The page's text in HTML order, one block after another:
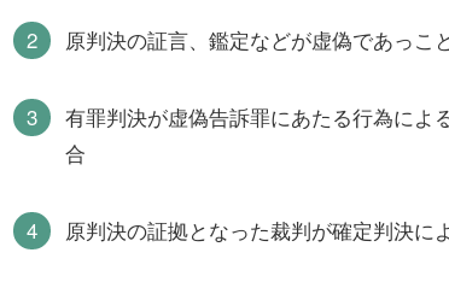
原判決の証言、鑑定などが虚偽であっこ
有罪判決が虚偽告訴罪にあたる行為によ
合
原判決の証拠となった裁判が確定判決に